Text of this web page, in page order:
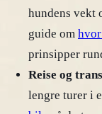
hundens vekt
guide om
prinsipper
Reise og
lengre turer i